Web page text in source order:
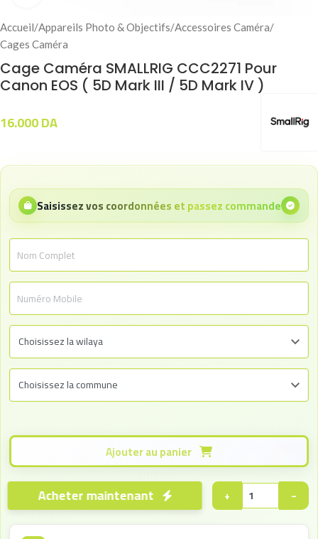
Accueil/Appareils Photo & Objectifs/Accessoires Caméra/
Cages Caméra
Cage Caméra SMALLRIG CCC2271 Pour
Canon EOS ( 5D Mark III / 5D Mark IV )
16.000DA
Saisissez vos coordonnées et passez commande
−
+
Acheter maintenant